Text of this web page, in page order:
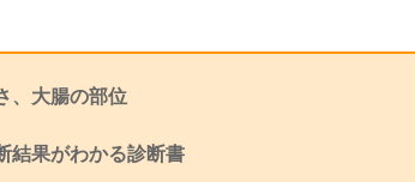
、大腸の部位
結果がわかる診断書